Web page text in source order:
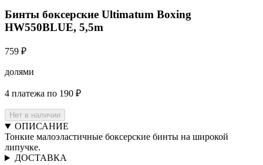
Бинты боксерские Ultimatum Boxing
HW550BLUE, 5,5m
759 ₽
долями
4 платежа по 190 ₽
Нет в наличии
ОПИСАНИЕ
Тонкие малоэластичные боксерские бинты на широкой
липучке.
ДОСТАВКА